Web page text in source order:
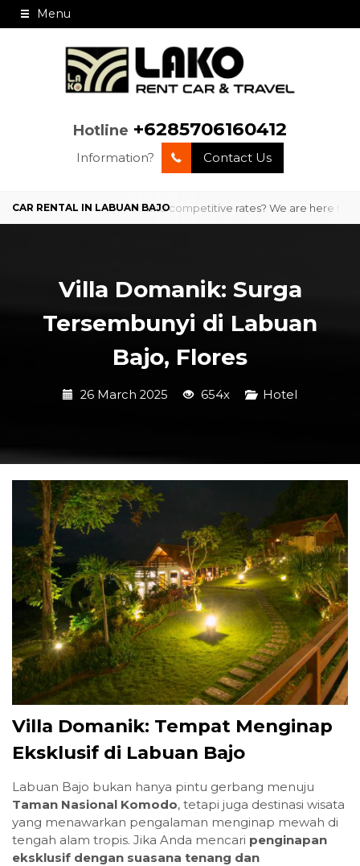
Menu
Hotline +6285706160412
Information? Contact Us
professional service and competitive rates? We are here to
Villa Domanik: Surga
Tersembunyi di Labuan
Bajo, Flores
26 March 2025 654x Hotel
Villa Domanik: Tempat Menginap
Eksklusif di Labuan Bajo
Labuan Bajo bukan hanya pintu gerbang menuju
Taman Nasional Komodo, tetapi juga destinasi wisata
yang menawarkan pengalaman menginap mewah di
tengah alam tropis. Jika Anda mencari penginapan
eksklusif dengan suasana tenang dan